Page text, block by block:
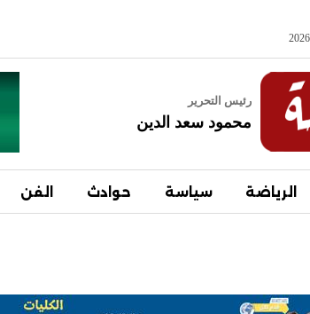
رئيس التحرير
محمود سعد الدين
الرياضة سياسة حوادث الفن